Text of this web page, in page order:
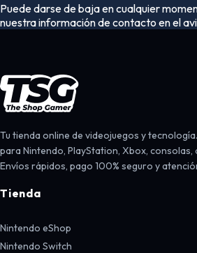
Puede darse de baja en cualquier
nuestra información de contacto en el
Tu tienda online de videojuegos y
para Nintendo, PlayStation, Xbox, consolas,
Envíos rápidos, pago 100% seguro y
Tienda
Nintendo eShop
Nintendo Switch